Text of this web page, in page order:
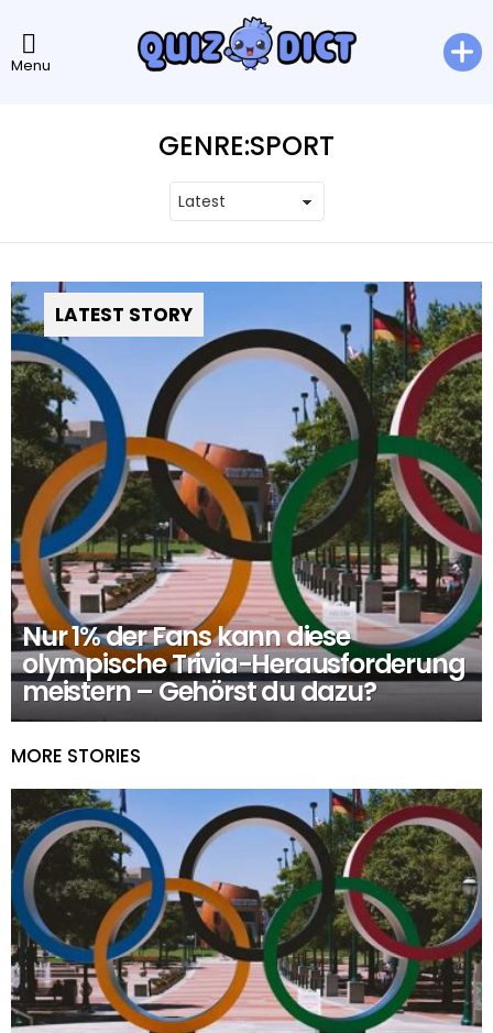
Menu
GENRE:SPORT
LATEST STORY
Nur 1% der Fans kann diese
olympische Trivia-Herausforderung
meistern – Gehörst du dazu?
MORE STORIES